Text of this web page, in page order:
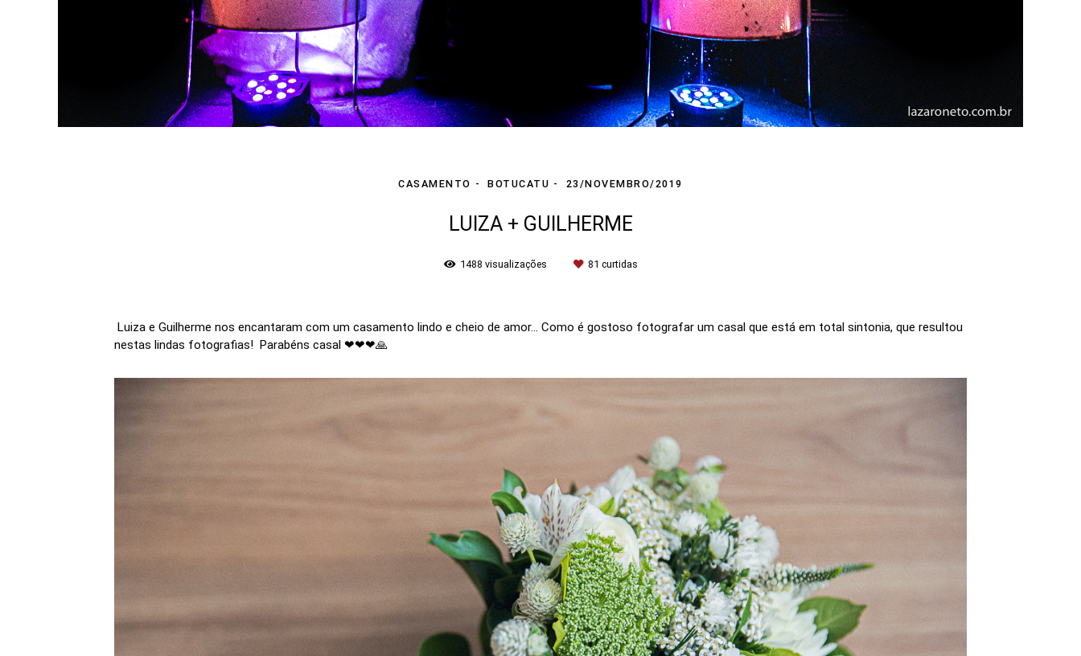
CASAMENTO BOTUCATU 23/NOVEMBRO/2019
LUIZA + GUILHERME
1488 visualizações 81 curtidas
Luiza e Guilherme nos encantaram com um casamento lindo e cheio de amor... Como é gostoso fotografar um casal que está em total sintonia, que resultou
nestas lindas fotografias! Parabéns casal ❤❤❤🙏